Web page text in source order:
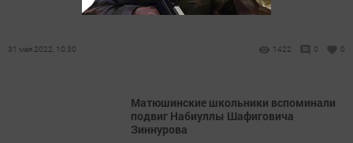
31 мая 2022, 10:30 1422 0 0
Матюшинские школьники вспоминали
подвиг Набиуллы Шафиговича
Зиннурова